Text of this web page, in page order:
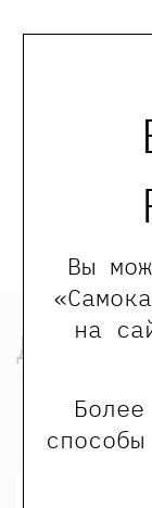
Вы
на
только
Другие
Хит -20%